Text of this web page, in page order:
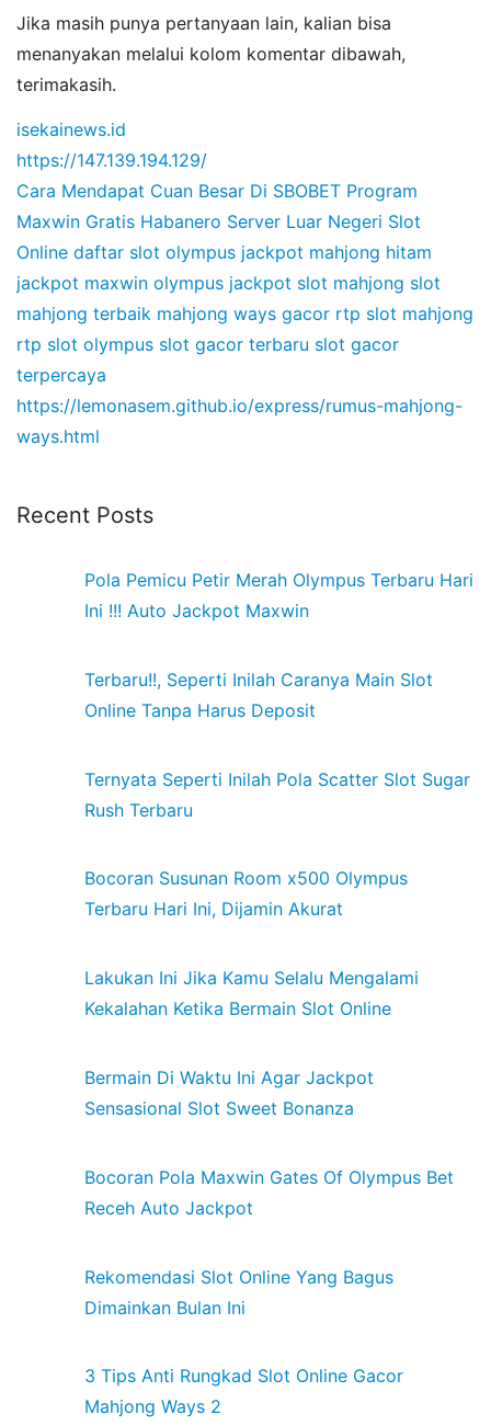
Jika masih punya pertanyaan lain, kalian bisa
menanyakan melalui kolom komentar dibawah,
terimakasih.
isekainews.id
https://147.139.194.129/
Cara Mendapat Cuan Besar Di SBOBET Program
Maxwin Gratis Habanero Server Luar Negeri Slot
Online daftar slot olympus jackpot mahjong hitam
jackpot maxwin olympus jackpot slot mahjong slot
mahjong terbaik mahjong ways gacor rtp slot mahjong
rtp slot olympus slot gacor terbaru slot gacor
terpercaya
https://lemonasem.github.io/express/rumus-mahjong-
ways.html
Recent Posts
Pola Pemicu Petir Merah Olympus Terbaru Hari
Ini !!! Auto Jackpot Maxwin
Terbaru!!, Seperti Inilah Caranya Main Slot
Online Tanpa Harus Deposit
Ternyata Seperti Inilah Pola Scatter Slot Sugar
Rush Terbaru
Bocoran Susunan Room x500 Olympus
Terbaru Hari Ini, Dijamin Akurat
Lakukan Ini Jika Kamu Selalu Mengalami
Kekalahan Ketika Bermain Slot Online
Bermain Di Waktu Ini Agar Jackpot
Sensasional Slot Sweet Bonanza
Bocoran Pola Maxwin Gates Of Olympus Bet
Receh Auto Jackpot
Rekomendasi Slot Online Yang Bagus
Dimainkan Bulan Ini
3 Tips Anti Rungkad Slot Online Gacor
Mahjong Ways 2